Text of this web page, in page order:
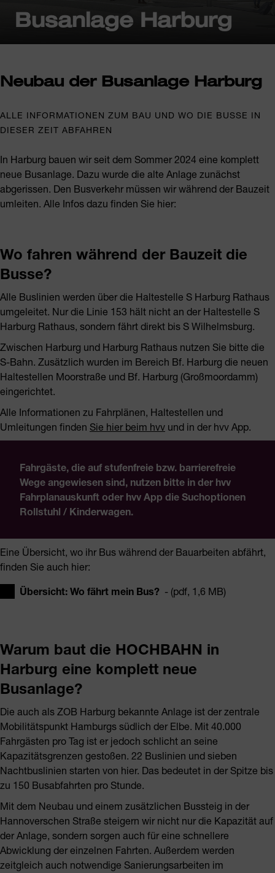
Busanlage Harburg
Neubau der Busanlage Harburg
ALLE INFORMATIONEN ZUM BAU UND WO DIE BUSSE IN
DIESER ZEIT ABFAHREN
In Harburg bauen wir seit dem Sommer 2024 eine komplett
neue Busanlage. Dazu wurde die alte Anlage zunächst
abgerissen. Den Busverkehr müssen wir während der Bauzeit
umleiten. Alle Infos dazu finden Sie hier:
Wo fahren während der Bauzeit die
Busse?
Alle Buslinien werden über die Haltestelle S Harburg Rathaus
umgeleitet. Nur die Linie 153 hält nicht an der Haltestelle S
Harburg Rathaus, sondern fährt direkt bis S Wilhelmsburg.
Zwischen Harburg und Harburg Rathaus nutzen Sie bitte die
S-Bahn. Zusätzlich wurden im Bereich Bf. Harburg die neuen
Haltestellen Moorstraße und Bf. Harburg (Großmoordamm)
eingerichtet.
Alle Informationen zu Fahrplänen, Haltestellen und
Umleitungen finden Sie hier beim hvv und in der hvv App.
Fahrgäste, die auf stufenfreie bzw. barrierefreie
Wege angewiesen sind, nutzen bitte in der hvv
Fahrplanauskunft oder hvv App die Suchoptionen
Rollstuhl / Kinderwagen.
Eine Übersicht, wo ihr Bus während der Bauarbeiten abfährt,
finden Sie auch hier:
Übersicht: Wo fährt mein Bus? - (pdf, 1,6 MB)
Warum baut die HOCHBAHN in
Harburg eine komplett neue
Busanlage?
Die auch als ZOB Harburg bekannte Anlage ist der zentrale
Mobilitätspunkt Hamburgs südlich der Elbe. Mit 40.000
Fahrgästen pro Tag ist er jedoch schlicht an seine
Kapazitätsgrenzen gestoßen. 22 Buslinien und sieben
Nachtbuslinien starten von hier. Das bedeutet in der Spitze bis
zu 150 Busabfahrten pro Stunde.
Mit dem Neubau und einem zusätzlichen Bussteig in der
Hannoverschen Straße steigern wir nicht nur die Kapazität auf
der Anlage, sondern sorgen auch für eine schnellere
Abwicklung der einzelnen Fahrten. Außerdem werden
zeitgleich auch notwendige Sanierungsarbeiten im